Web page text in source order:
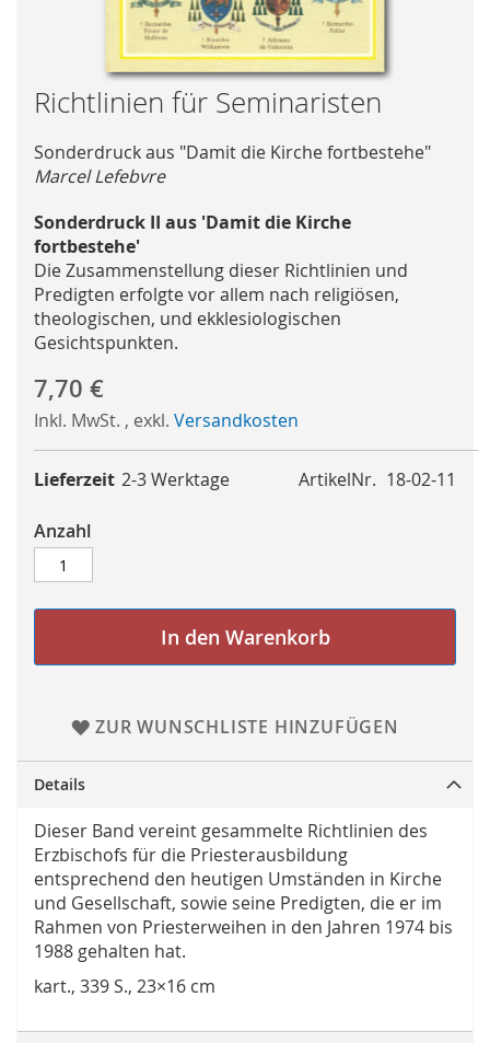
Skip
to
the
beginning
of
the
images
gallery
Richtlinien für Seminaristen
Sonderdruck aus "Damit die Kirche fortbestehe"
Marcel Lefebvre
Sonderdruck II aus 'Damit die Kirche
fortbestehe'
Die Zusammenstellung dieser Richtlinien und
Predigten erfolgte vor allem nach religiösen,
theologischen, und ekklesiologischen
Gesichtspunkten.
7,70 €
Inkl. MwSt. , exkl. Versandkosten
ArtikelNr. 18-02-11
Lieferzeit 2-3 Werktage
Anzahl
In den Warenkorb
ZUR WUNSCHLISTE HINZUFÜGEN
Details
Dieser Band vereint gesammelte Richtlinien des
Erzbischofs für die Priesterausbildung
entsprechend den heutigen Umständen in Kirche
und Gesellschaft, sowie seine Predigten, die er im
Rahmen von Priesterweihen in den Jahren 1974 bis
1988 gehalten hat.
kart., 339 S., 23×16 cm